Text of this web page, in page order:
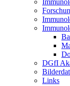
DGfI
Links